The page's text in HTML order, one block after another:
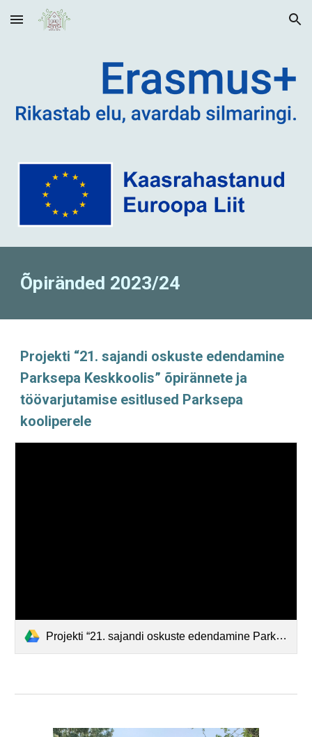
Skip to main content Skip to navigation
Õpiränded 2023/24
Projekti “21. sajandi oskuste edendamine
Parksepa Keskkoolis” õpirännete ja
töövarjutamise esitlused Parksepa
kooliperele
Projekti “21. sajandi oskuste edendamine Parksepa Keskkoolis” õpirännete ja töövarjutamise esitlused Parksepa kooliperele.pdf